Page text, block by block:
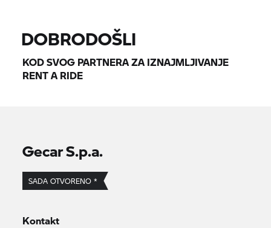
DOBRODOŠLI
KOD SVOG PARTNERA ZA IZNAJMLJIVANJE
RENT A RIDE
Gecar S.p.a.
SADA OTVORENO *
Kontakt